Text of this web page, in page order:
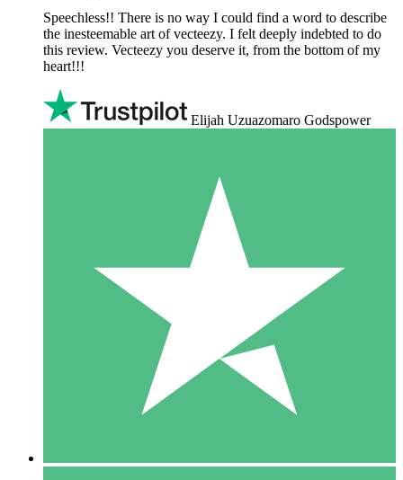
Speechless!! There is no way I could find a word to describe
the inesteemable art of vecteezy. I felt deeply indebted to do
this review. Vecteezy you deserve it, from the bottom of my
heart!!!
Elijah Uzuazomaro Godspower